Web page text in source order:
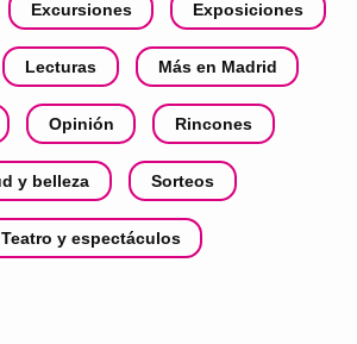
Excursiones Exposiciones
Lecturas Más en Madrid
Opinión Rincones
y belleza Sorteos
Teatro y espectáculos